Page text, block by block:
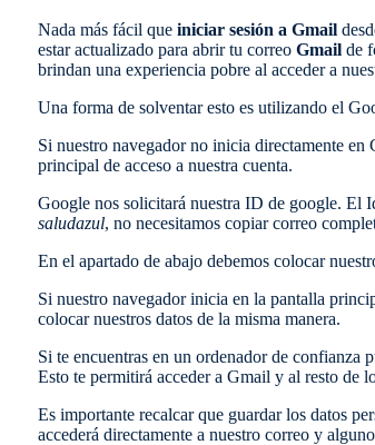
Nada más fácil que iniciar sesión a Gmail
estar actualizado para abrir tu correo Gmail de
brindan una experiencia pobre al acceder a
Una forma de solventar esto es utilizando el
Si nuestro navegador no inicia directamente
principal de acceso a nuestra cuenta.
Google nos solicitará nuestra ID de google. El
saludazul, no necesitamos copiar correo
En el apartado de abajo debemos colocar
Si nuestro navegador inicia en la pantalla
colocar nuestros datos de la misma manera.
Si te encuentras en un ordenador de confianza
Esto te permitirá acceder a Gmail y al resto de
Es importante recalcar que guardar los datos
accederá directamente a nuestro correo y